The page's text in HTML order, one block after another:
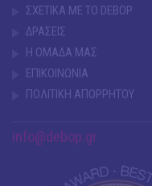
ΣΧΕΤΙΚΑ ΜΕ ΤΟ DEBOP
ΔΡΑΣΕΙΣ
Η ΟΜΑΔΑ ΜΑΣ
ΕΠΙΚΟΙΝΩΝΙΑ
ΠΟΛΙΤΙΚΗ ΑΠΟΡΡΗΤΟΥ
info@debop.gr